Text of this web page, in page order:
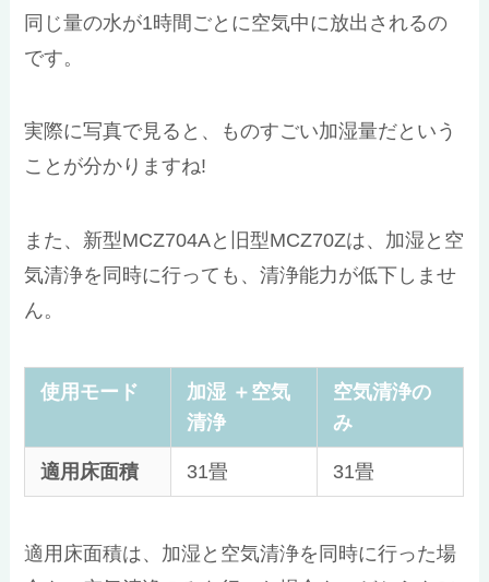
同じ量の水が1時間ごとに空気中に放出されるの
です。
実際に写真で見ると、ものすごい加湿量だという
ことが分かりますね!
また、新型MCZ704Aと旧型MCZ70Zは、加湿と空
気清浄を同時に行っても、清浄能力が低下しませ
ん。
使用モード
加湿 ＋空気
清浄
空気清浄の
み
適用床面積 31畳 31畳
適用床面積は、加湿と空気清浄を同時に行った場